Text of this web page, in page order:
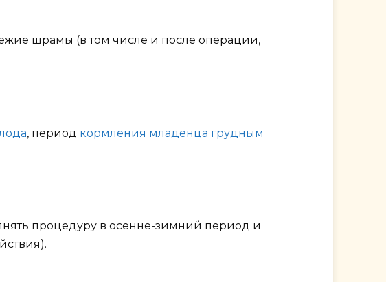
шрамы (в том числе и после операции,
, период кормления младенца грудным
процедуру в осенне-зимний период и